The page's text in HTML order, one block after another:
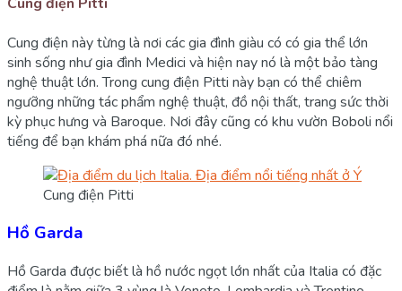
Cung điện này từng là nơi các gia đình giàu có có gia thể lớn
sinh sống như gia đình Medici và hiện nay nó là một bảo tàng
nghệ thuật lớn. Trong cung điện Pitti này bạn có thể chiêm
ngưỡng những tác phẩm nghệ thuật, đồ nội thất, trang sức thời
kỳ phục hưng và Baroque. Nơi đây cũng có khu vườn Boboli nổi
tiếng để bạn khám phá nữa đó nhé.
Cung điện Pitti
Hồ Garda
Hồ Garda được biết là hồ nước ngọt lớn nhất của Italia có đặc